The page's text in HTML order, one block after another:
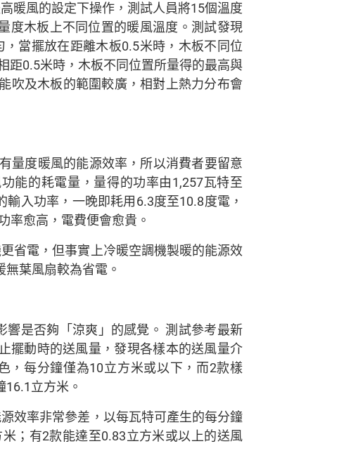
暖風的設定下操作，測試人員將15個溫度
度木板上不同位置的暖風溫度。測試發現
當擺放在距離木板0.5米時，木板不同位
距0.5米時，木板不同位置所量得的最高與
吹及木板的範圍較廣，相對上熱力分布會
量度暖風的能源效率，所以消費者要留意
能的耗電量，量得的功率由1,257瓦特至
入功率，一晚即耗用6.3度至10.8度電，
率愈高，電費便會愈貴。
省電，但事實上冷暖空調機製暖的能源效
葉風扇較為省電。
是否夠「涼爽」的感覺。 測試參考最新
擺動時的送風量，發現各樣本的送風量介
，每分鐘僅為10立方米或以下，而2款樣
立方米。
效率非常參差，以每瓦特可產生的每分鐘
；有2款能達至0.83立方米或以上的送風